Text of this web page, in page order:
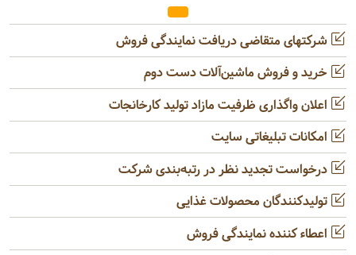
شرکتهای متقاضی دریافت نمایندگی فروش
خرید و فروش ماشین‌آلات دست دوم
اعلان واگذاری ظرفیت مازاد تولید کارخانجات
امکانات تبلیغاتی سایت
درخواست تجدید نظر در رتبه‌بندی شرکت
تولیدکنندگان محصولات غذایی
اعطاء کننده نمایندگی فروش